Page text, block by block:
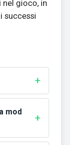
gioco, in
successi
mod